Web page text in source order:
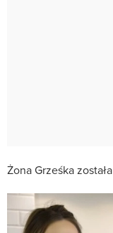
Żona Grześka